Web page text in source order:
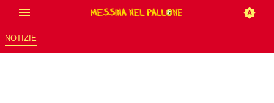
NOTIZIE